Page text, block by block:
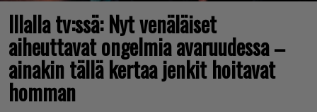
Illalla tv:ssä: Nyt venäläiset
aiheuttavat ongelmia avaruudessa –
ainakin tällä kertaa jenkit hoitavat
homman